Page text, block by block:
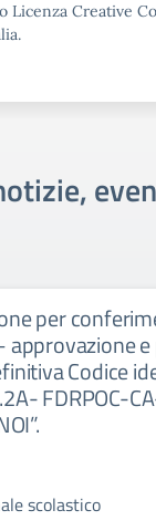
Licenza Creative
per
Codice
FDRPOC-
scolastico